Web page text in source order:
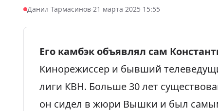
Данил Тармасинов·21 марта 2025 15:55
Его камбэк объявлял сам
Кинорежиссер и бывший
лиги КВН. Больше 30 лет
он сидел в жюри Вышки и был